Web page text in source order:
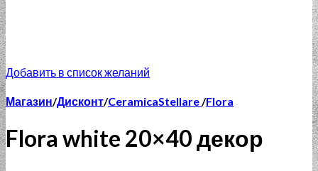
Добавить в список желаний
Магазин/Дисконт/CeramicaStellare/Flora
Flora white 20×40 декор